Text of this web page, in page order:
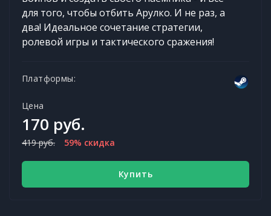
для того, чтобы отбить Арулко. И не раз, а
два! Идеальное сочетание стратегии,
ролевой игры и тактического сражения!
Платформы:
Цена
170 руб.
419 руб. 59% скидка
Купить